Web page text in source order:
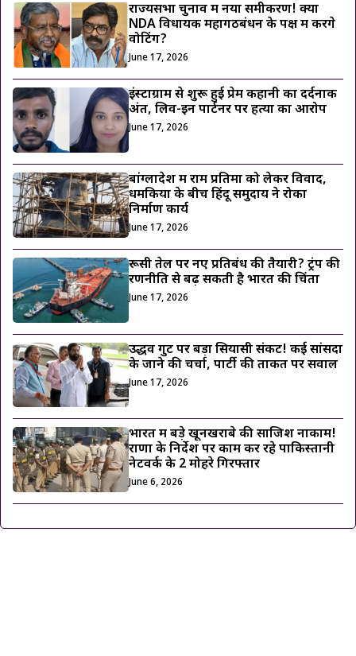
राज्यसभा चुनाव में नया समीकरण! क्या
NDA विधायक महागठबंधन के पक्ष में करेंगे
वोटिंग?
June 17, 2026
इंस्टाग्राम से शुरू हुई प्रेम कहानी का दर्दनाक
अंत, लिव-इन पार्टनर पर हत्या का आरोप
June 17, 2026
बांग्लादेश में राम प्रतिमा को लेकर विवाद,
धमकियों के बीच हिंदू समुदाय ने रोका
निर्माण कार्य
June 17, 2026
रूसी तेल पर नए प्रतिबंध की तैयारी? ट्रंप की
रणनीति से बढ़ सकती है भारत की चिंता
June 17, 2026
उद्धव गुट पर बड़ा सियासी संकट! कई सांसदों
के जाने की चर्चा, पार्टी की ताकत पर सवाल
June 17, 2026
भारत में बड़े खूनखराबे की साजिश नाकाम!
राणा के निर्देश पर काम कर रहे पाकिस्तानी
नेटवर्क के 2 मोहरे गिरफ्तार
June 6, 2026